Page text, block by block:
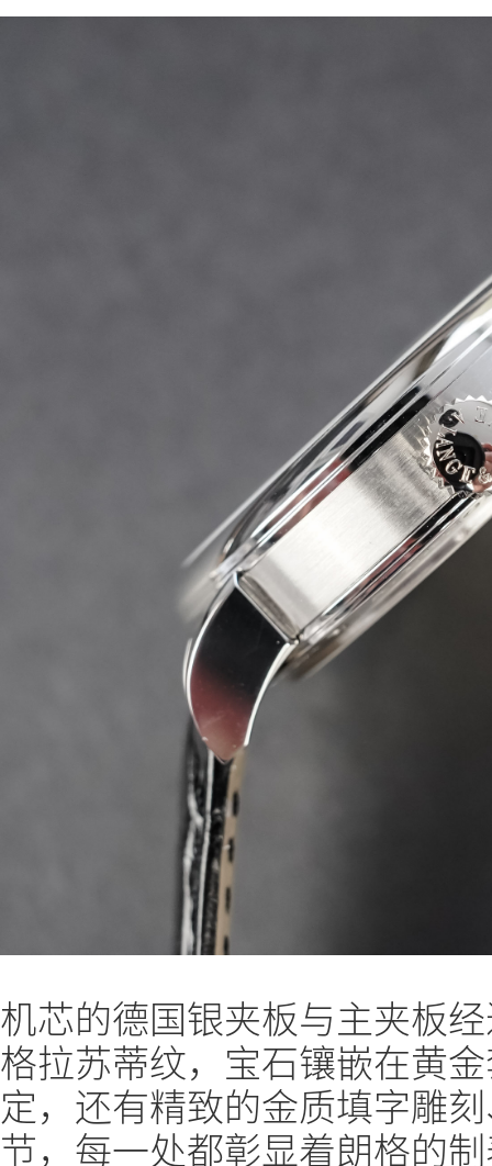
机芯的德国银夹板与主夹板
格拉苏蒂纹，宝石镶嵌在黄
定，还有精致的金质填字雕
节，每一处都彰显着朗格的